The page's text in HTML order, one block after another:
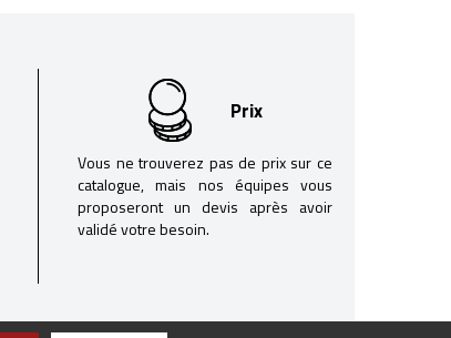
Prix
Vous ne trouverez pas de prix sur ce
catalogue, mais nos équipes vous
proposeront un devis après avoir
validé votre besoin.